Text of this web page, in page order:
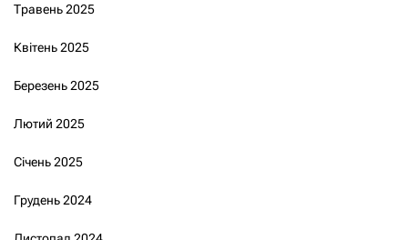
Травень 2025
Квітень 2025
Березень 2025
Лютий 2025
Січень 2025
Грудень 2024